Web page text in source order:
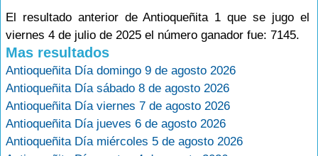
El resultado anterior de Antioqueñita 1 que se jugo el
viernes 4 de julio de 2025 el número ganador fue: 7145.
Mas resultados
Antioqueñita Día domingo 9 de agosto 2026
Antioqueñita Día sábado 8 de agosto 2026
Antioqueñita Día viernes 7 de agosto 2026
Antioqueñita Día jueves 6 de agosto 2026
Antioqueñita Día miércoles 5 de agosto 2026